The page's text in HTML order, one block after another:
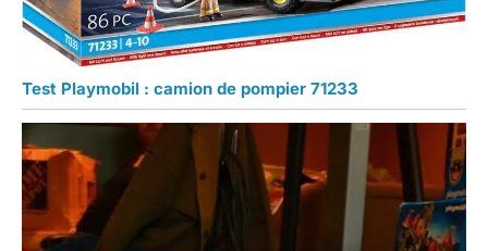
Test Playmobil : camion de pompier 71233